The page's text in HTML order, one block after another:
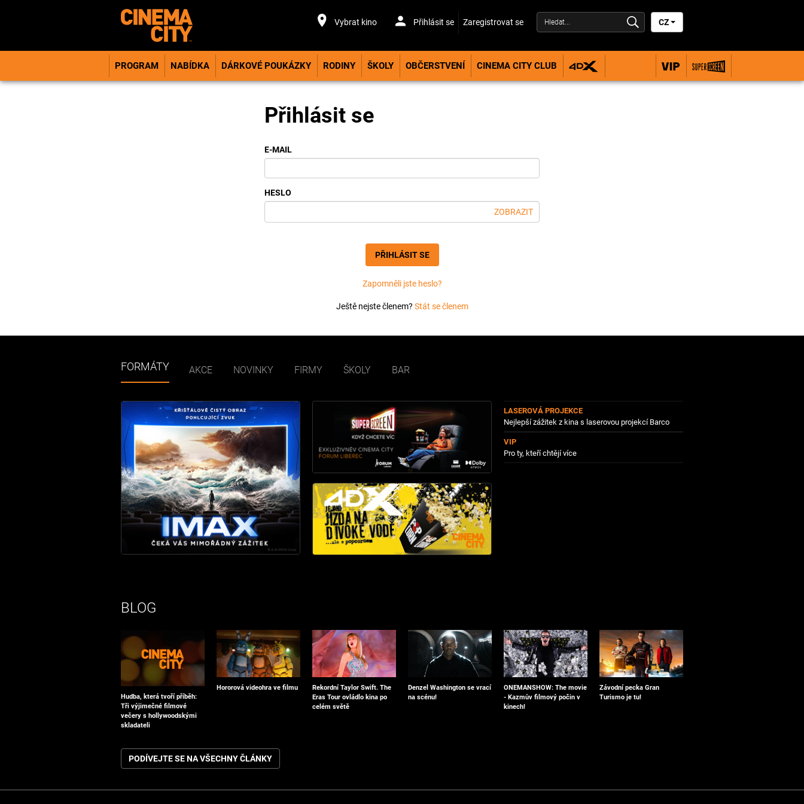
Vybrat kino Přihlásit se Zaregistrovat se CZ
PROGRAM NABÍDKA DÁRKOVÉ POUKÁZKY RODINY ŠKOLY OBČERSTVENÍ CINEMA CITY CLUB
Přihlásit se
E-MAIL
HESLO
ZOBRAZIT
PŘIHLÁSIT SE
Zapomněli jste heslo?
Ještě nejste členem? Stát se členem
FORMÁTY AKCE NOVINKY FIRMY ŠKOLY BAR
LASEROVÁ PROJEKCE
Nejlepší zážitek z kina s laserovou projekcí Barco
VIP
Pro ty, kteří chtějí více
BLOG
Hudba, která tvoří příběh:
Tři výjimečné filmové
večery s hollywoodskými
skladateli
Hororová videohra ve filmu
Rekordní Taylor Swift. The
Eras Tour ovládlo kina po
celém světě
Denzel Washington se vrací
na scénu!
ONEMANSHOW: The movie
- Kazmův filmový počin v
kinech!
Závodní pecka Gran
Turismo je tu!
PODÍVEJTE SE NA VŠECHNY ČLÁNKY